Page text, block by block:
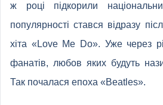
ж році підкорили
популярності стався відразу
хіта «Love Me Do». Уже через
фанатів, любов яких будуть
Так почалася епоха «Beatles».